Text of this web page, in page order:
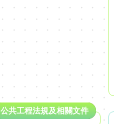
公共工程法規及相關文件